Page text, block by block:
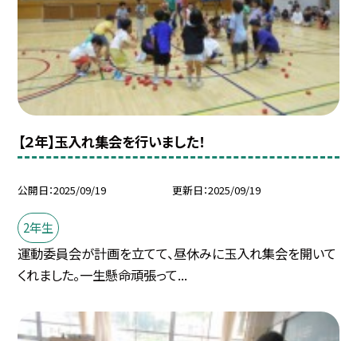
【２年】玉入れ集会を行いました！
公開日 2025/09/19 更新日 2025/09/19
2年生
運動委員会が計画を立てて、昼休みに玉入れ集会を開いて
くれました。一生懸命頑張って...